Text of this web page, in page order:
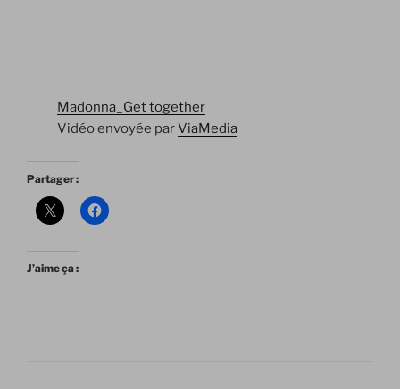
Madonna_Get together
Vidéo envoyée parViaMedia
Partager :
J’aime ça :